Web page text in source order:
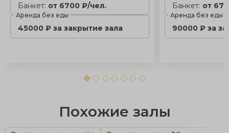
Банкет: от 6700 ₽/чел.
Аренда без еды
45000 ₽ за закрытие зала
Банкет: от
Аренда без еды
90000 ₽ за
Похожие залы